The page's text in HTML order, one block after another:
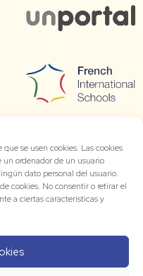
se usen cookies. Las cookies
ordenador de un usuario
dato personal del usuario.
cookies. No consentir o retirar el
a ciertas características y